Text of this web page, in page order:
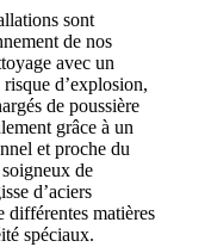
sont
de nos
avec un
d’explosion,
de poussière
grâce à un
et proche du
de
d’aciers
différentes matières
spéciaux.